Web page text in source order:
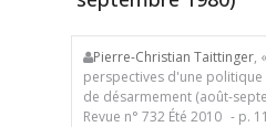
Pierre-Christian Taittinger,
perspectives d'une
de désarmement (août-
Revue n° 732 Été 2010 - p.